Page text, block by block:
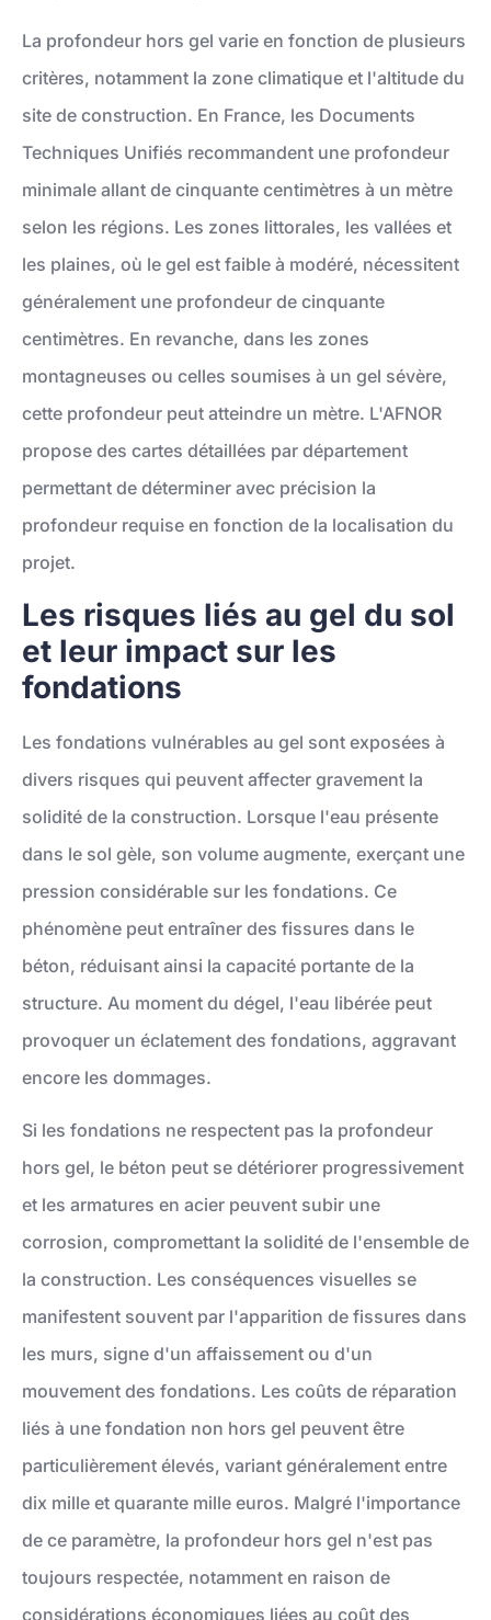
La profondeur hors gel varie en fonction de plusieurs
critères, notamment la zone climatique et l'altitude du
site de construction. En France, les Documents
Techniques Unifiés recommandent une profondeur
minimale allant de cinquante centimètres à un mètre
selon les régions. Les zones littorales, les vallées et
les plaines, où le gel est faible à modéré, nécessitent
généralement une profondeur de cinquante
centimètres. En revanche, dans les zones
montagneuses ou celles soumises à un gel sévère,
cette profondeur peut atteindre un mètre. L'AFNOR
propose des cartes détaillées par département
permettant de déterminer avec précision la
profondeur requise en fonction de la localisation du
projet.
Les risques liés au gel du sol
et leur impact sur les
fondations
Les fondations vulnérables au gel sont exposées à
divers risques qui peuvent affecter gravement la
solidité de la construction. Lorsque l'eau présente
dans le sol gèle, son volume augmente, exerçant une
pression considérable sur les fondations. Ce
phénomène peut entraîner des fissures dans le
béton, réduisant ainsi la capacité portante de la
structure. Au moment du dégel, l'eau libérée peut
provoquer un éclatement des fondations, aggravant
encore les dommages.
Si les fondations ne respectent pas la profondeur
hors gel, le béton peut se détériorer progressivement
et les armatures en acier peuvent subir une
corrosion, compromettant la solidité de l'ensemble de
la construction. Les conséquences visuelles se
manifestent souvent par l'apparition de fissures dans
les murs, signe d'un affaissement ou d'un
mouvement des fondations. Les coûts de réparation
liés à une fondation non hors gel peuvent être
particulièrement élevés, variant généralement entre
dix mille et quarante mille euros. Malgré l'importance
de ce paramètre, la profondeur hors gel n'est pas
toujours respectée, notamment en raison de
considérations économiques liées au coût des